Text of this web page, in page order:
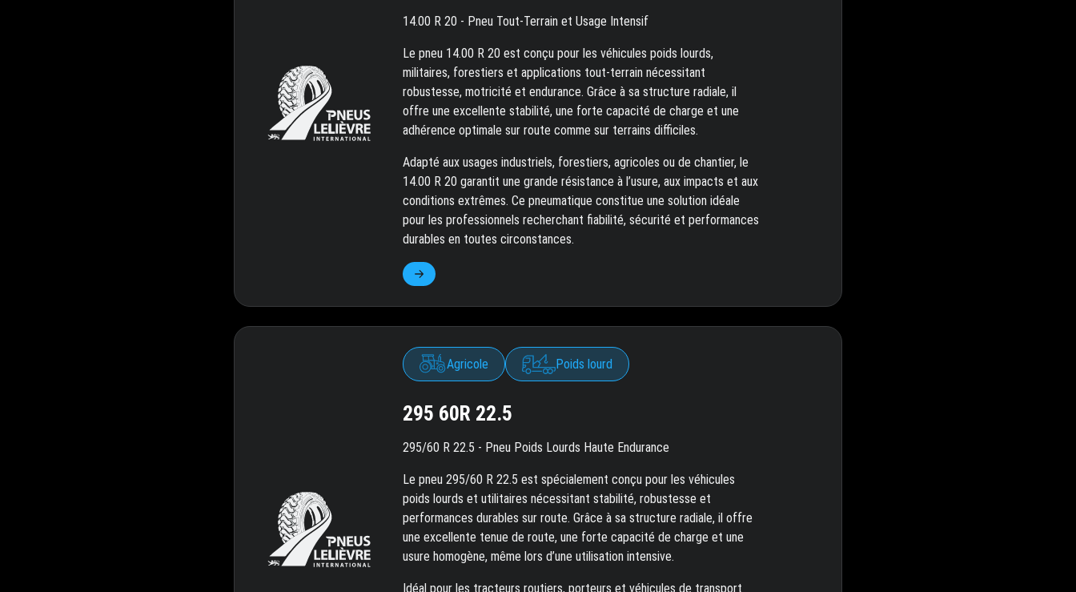
14.00 R 20 - Pneu Tout-Terrain et Usage Intensif
Le pneu 14.00 R 20 est conçu pour les véhicules poids lourds,
militaires, forestiers et applications tout-terrain nécessitant
robustesse, motricité et endurance. Grâce à sa structure radiale, il
offre une excellente stabilité, une forte capacité de charge et une
adhérence optimale sur route comme sur terrains difficiles.
Adapté aux usages industriels, forestiers, agricoles ou de chantier, le
14.00 R 20 garantit une grande résistance à l’usure, aux impacts et aux
conditions extrêmes. Ce pneumatique constitue une solution idéale
pour les professionnels recherchant fiabilité, sécurité et performances
durables en toutes circonstances.
Agricole Poids lourd
295 60R 22.5
295/60 R 22.5 - Pneu Poids Lourds Haute Endurance
Le pneu 295/60 R 22.5 est spécialement conçu pour les véhicules
poids lourds et utilitaires nécessitant stabilité, robustesse et
performances durables sur route. Grâce à sa structure radiale, il offre
une excellente tenue de route, une forte capacité de charge et une
usure homogène, même lors d’une utilisation intensive.
Idéal pour les tracteurs routiers, porteurs et véhicules de transport